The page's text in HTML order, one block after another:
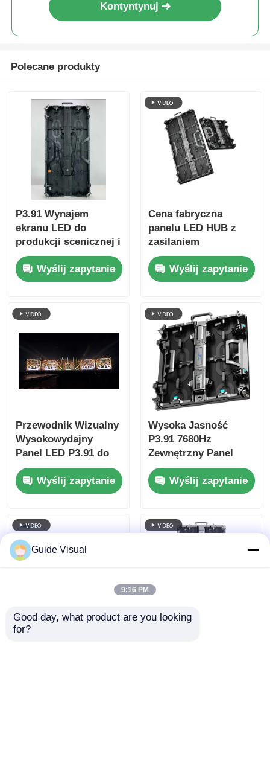
Kontyntynuj
Polecane produkty
P3.91 Wynajem
ekranu LED do
produkcji scenicznej i
wydarzeń z Guide
VisualWyślij zapytanie
Cena fabryczna
panelu LED HUB z
zasilaniem
redundantnym do
wynajmu na sceny i
wydarzenia
Wyślij zapytanie
Przewodnik Wizualny
Wysokowydajny
Panel LED P3.91 do
Kościoła, Wydarzeń i
Wizualizacji
Scenicznej
Wyślij zapytanie
Wysoka Jasność
P3.91 7680Hz
Zewnętrzny Panel
LED do Wynajmu na
Imprezy i Reklamę
Wyślij zapytanie
Guide Visual
9:16 PM
Good day, what product are you looking
for?